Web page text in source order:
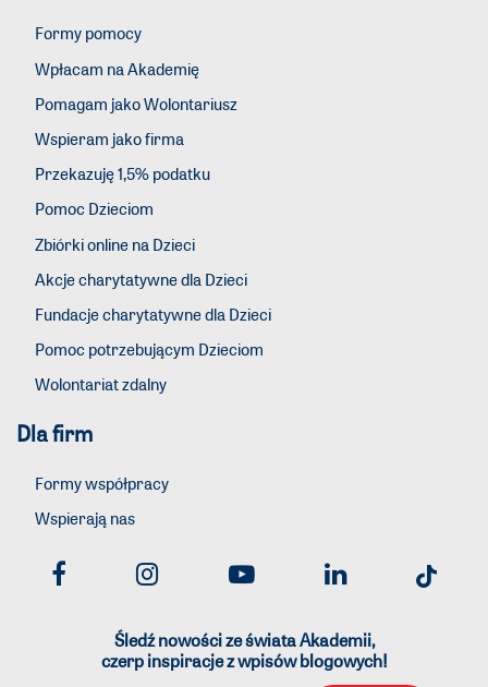
Formy pomocy
Wpłacam na Akademię
Pomagam jako Wolontariusz
Wspieram jako firma
Przekazuję 1,5% podatku
Pomoc Dzieciom
Zbiórki online na Dzieci
Akcje charytatywne dla Dzieci
Fundacje charytatywne dla Dzieci
Pomoc potrzebującym Dzieciom
Wolontariat zdalny
Dla firm
Formy współpracy
Wspierają nas
Śledź nowości ze świata Akademii,
czerp inspiracje z wpisów blogowych!